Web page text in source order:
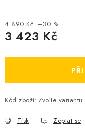
Obchodní podmínky
Ochrana osobních údajů
Kontakt
4 890 Kč –30 %
3 423 Kč
Kód zboží: Zvolte variantu
Tisk Zeptat se